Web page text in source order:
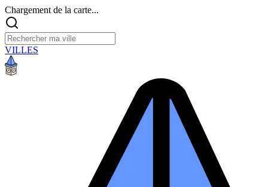
Chargement de la carte...
VILLES